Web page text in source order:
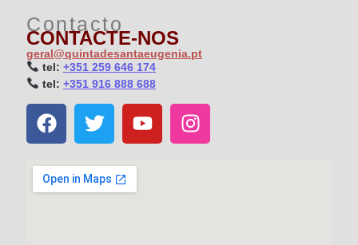
Contacto
CONTACTE-NOS
geral@quintadesantaeugenia.pt
tel: +351 259 646 174
tel: +351 916 888 688